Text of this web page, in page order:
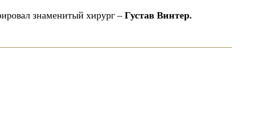
знаменитый хирург –Густав Винтер.